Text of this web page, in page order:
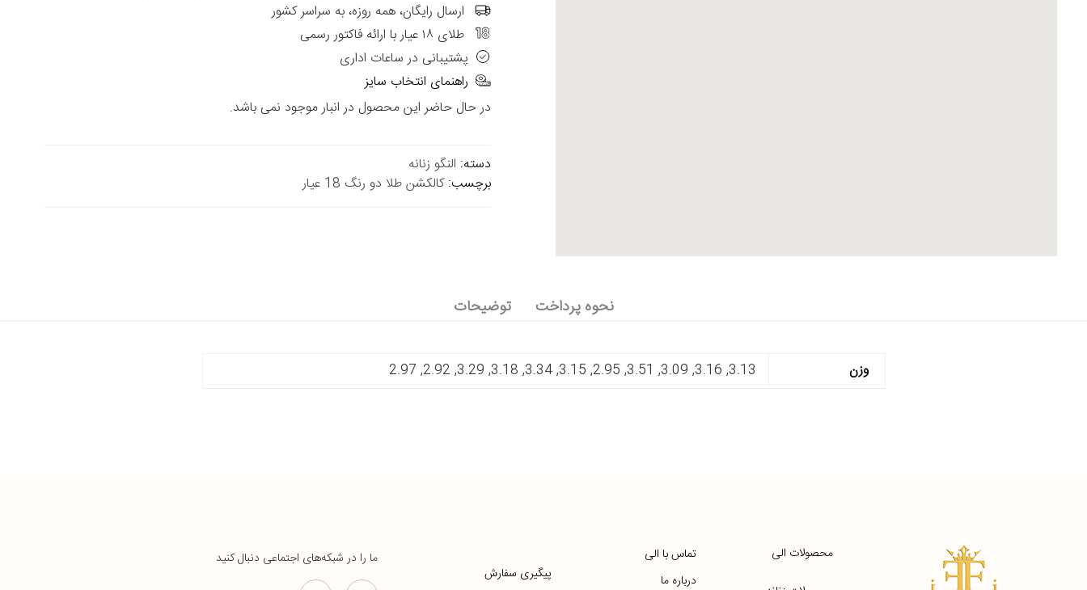
ارسال رایگان، همه روزه، به سراسر کشور
طلای ۱۸ عیار با ارائه فاکتور رسمی
پشتیبانی در ساعات اداری
راهنمای انتخاب سایز
در حال حاضر این محصول در انبار موجود نمی باشد.
دسته: النگو زنانه
برچسب:کالکشن طلا دو رنگ 18 عیار
نحوه پرداخت توضیحات
وزن 3.13, 3.16, 3.09, 3.51, 2.95, 3.15, 3.34, 3.18, 3.29, 2.92, 2.97
محصولات الی
تماس با الی
درباره ما
پیگیری سفارش
ما را در شبکه‌های اجتماعی دنبال کنید